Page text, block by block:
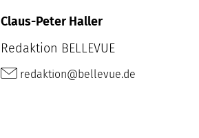
Claus-Peter Haller
Redaktion BELLEVUE
redaktion@bellevue.de